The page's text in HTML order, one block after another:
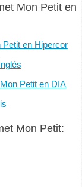
Mon Petit en
en Hipercor
Petit en DIA
Mon Petit: